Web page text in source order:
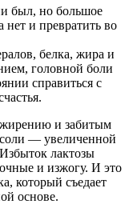
был, но большое
нет и превратить во
белка, жира и
головной боли
справиться с
и забитым
— увеличенной
лактозы
и изжогу. И это
который съедает
основе.